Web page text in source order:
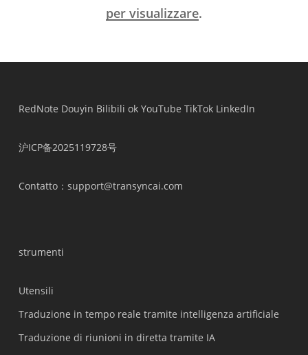
per visualizzare.
RedNote Douyin Bilibili ok YouTube TikTok LinkedIn
沪ICP备2025119728号
Contatto：support@transyncai.com
strumenti
Utensili
Traduzione in tempo reale tramite intelligenza artificiale
Traduzione di riunioni in diretta tramite IA